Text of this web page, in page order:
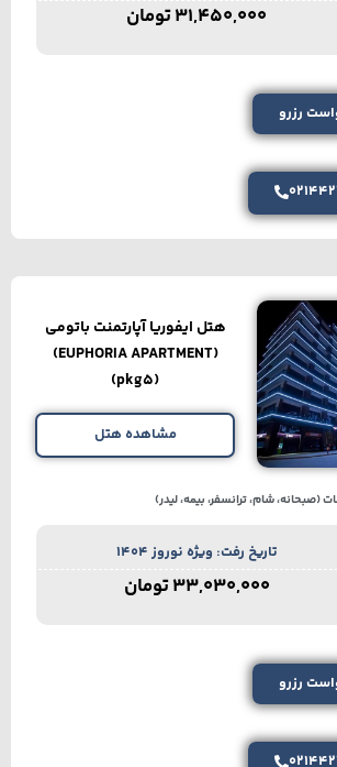
31,450,000تومان
رزرو
هتل ایفوریا آپارتمنت باتومی
(EUPHORIA APARTMENT)
(pkg5)
مشاهده هتل
(صبحانه، شام، ترانسفر، بیمه، لیدر)
تاریخ رفت: ویژه نوروز 1404
33,030,000تومان
رزرو